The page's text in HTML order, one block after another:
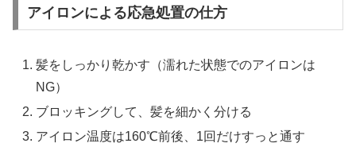
アイロンによる応急処置の仕方
髪をしっかり乾かす（濡れた状態でのアイロンは
NG）
ブロッキングして、髪を細かく分ける
アイロン温度は160℃前後、1回だけすっと通す